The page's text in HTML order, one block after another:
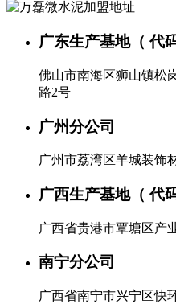
广东生产基地（ 代
佛山市南海区狮山镇松
路2号
广州分公司
广州市荔湾区羊城装饰
广西生产基地（ 代
广西省贵港市覃塘区产
南宁分公司
广西省南宁市兴宁区快